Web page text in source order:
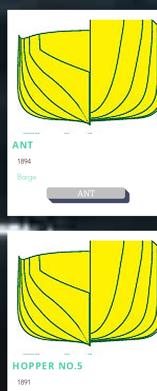
ANT
1894
Barge
ANT
HOPPER NO.5
1891